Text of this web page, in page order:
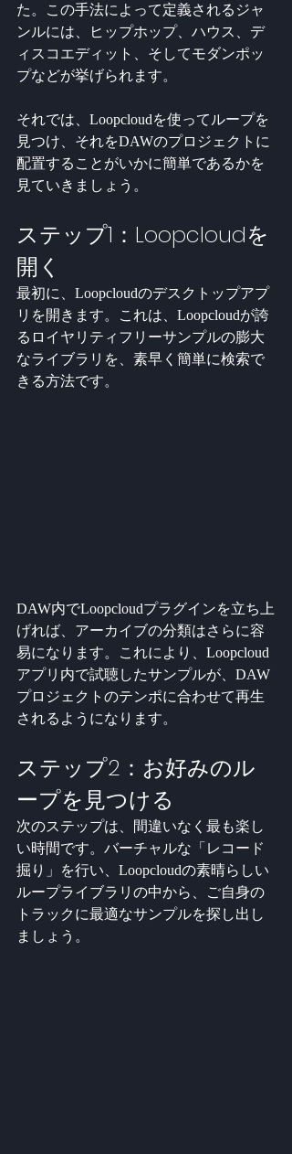
た。この手法によって定義されるジャ
ンルには、ヒップホップ、ハウス、デ
ィスコエディット、そしてモダンポッ
プなどが挙げられます。
それでは、Loopcloudを使ってループを
見つけ、それをDAWのプロジェクトに
配置することがいかに簡単であるかを
見ていきましょう。
ステップ1：Loopcloudを
開く
最初に、Loopcloudのデスクトップアプ
リを開きます。これは、Loopcloudが誇
るロイヤリティフリーサンプルの膨大
なライブラリを、素早く簡単に検索で
きる方法です。
DAW内でLoopcloudプラグインを立ち上
げれば、アーカイブの分類はさらに容
易になります。これにより、Loopcloud
アプリ内で試聴したサンプルが、DAW
プロジェクトのテンポに合わせて再生
されるようになります。
ステップ2：お好みのル
ープを見つける
次のステップは、間違いなく最も楽し
い時間です。バーチャルな「レコード
掘り」を行い、Loopcloudの素晴らしい
ループライブラリの中から、ご自身の
トラックに最適なサンプルを探し出し
ましょう。